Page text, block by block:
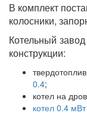
В комплект
колосники,
Котельный
конструкции:
0.4;
котел на
котел 0.4